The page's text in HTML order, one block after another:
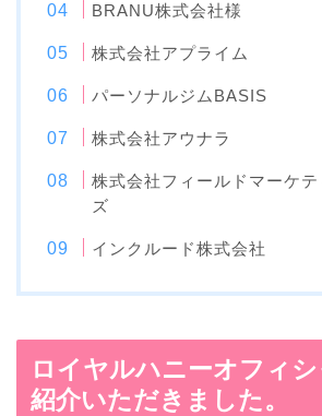
BRANU株式会社様
株式会社アプライム
パーソナルジムBASIS
株式会社アウナラ
株式会社フィールドマーケ
ズ
インクルード株式会社
ロイヤルハニーオフィ
紹介いただきました。